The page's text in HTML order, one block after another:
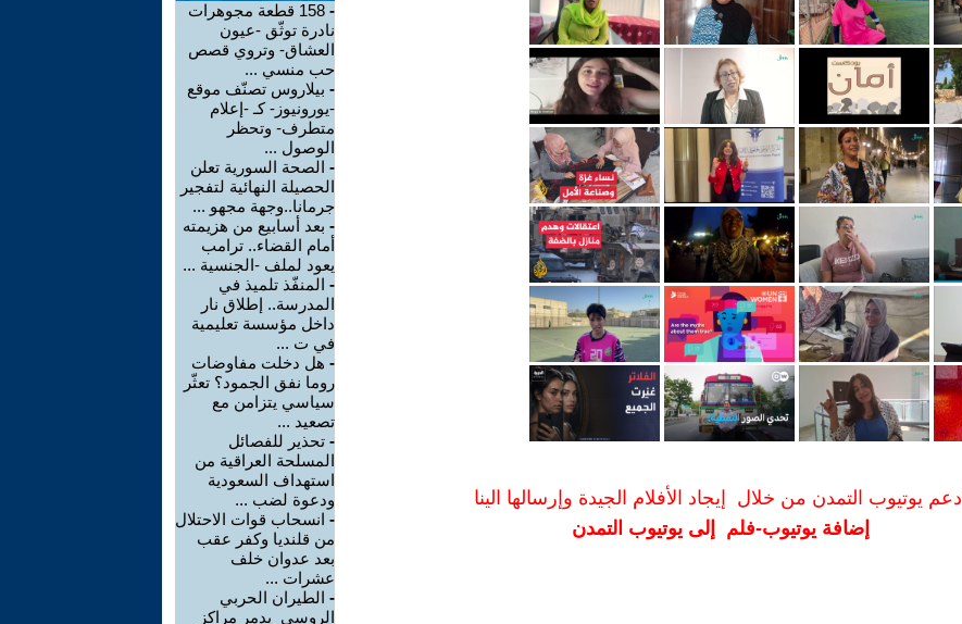
ادعم يوتيوب التمدن من خلال إيجاد الأفلام الجيدة وإرسالها الينا
إضافة يوتيوب-فلم إلى يوتيوب التمدن
-
158 قطعة مجوهرات
نادرة توثّق -عيون
العشاق- وتروي قصص
حب منسي ...
- بيلاروس تصنّف موقع
-يورونيوز- كـ -إعلام
متطرف- وتحظر
الوصول ...
- الصحة السورية تعلن
الحصيلة النهائية لتفجير
جرمانا..وجهة مجهو ...
- بعد أسابيع من هزيمته
أمام القضاء.. ترامب
يعود لملف -الجنسية ...
- المنفّذ تلميذ في
المدرسة.. إطلاق نار
داخل مؤسسة تعليمية
في ت ...
- هل دخلت مفاوضات
روما نفق الجمود؟ تعثّر
سياسي يتزامن مع
تصعيد ...
- تحذير للفصائل
المسلحة العراقية من
استهداف السعودية
ودعوة لضب ...
- انسحاب قوات الاحتلال
من قلنديا وكفر عقب
بعد عدوان خلف
عشرات ...
- الطيران الحربي
الروسي يدمر مراكز